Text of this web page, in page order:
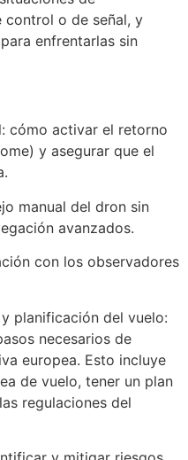
control o de señal, y
enfrentarlas sin
cómo activar el retorno
y asegurar que el
manual del dron sin
avanzados.
con los observadores
planificación del vuelo:
necesarios de
europea. Esto incluye
de vuelo, tener un plan
regulaciones del